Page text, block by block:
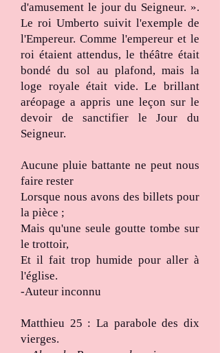
d'amusement le jour du Seigneur. ».
Le roi Umberto suivit l'exemple de
l'Empereur. Comme l'empereur et le
roi étaient attendus, le théâtre était
bondé du sol au plafond, mais la
loge royale était vide. Le brillant
aréopage a appris une leçon sur le
devoir de sanctifier le Jour du
Seigneur.
Aucune pluie battante ne peut nous
faire rester
Lorsque nous avons des billets pour
la pièce ;
Mais qu'une seule goutte tombe sur
le trottoir,
Et il fait trop humide pour aller à
l'église.
-Auteur inconnu
Matthieu 25 : La parabole des dix
vierges.